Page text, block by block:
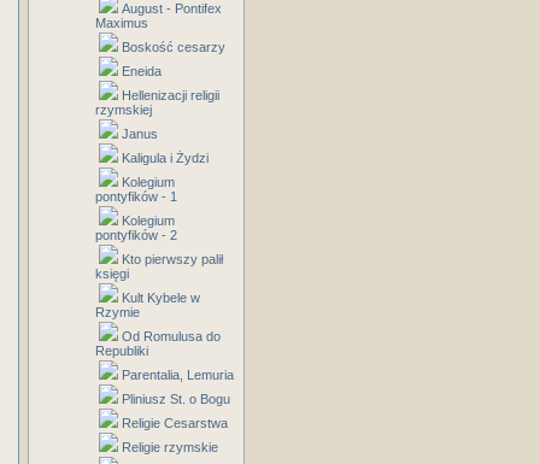
August - Pontifex
Maximus
Boskość cesarzy
Eneida
Hellenizacji religii
rzymskiej
Janus
Kaligula i Żydzi
Kolegium
pontyfików - 1
Kolegium
pontyfików - 2
Kto pierwszy palił
księgi
Kult Kybele w
Rzymie
Od Romulusa do
Republiki
Parentalia, Lemuria
Pliniusz St. o Bogu
Religie Cesarstwa
Religie rzymskie